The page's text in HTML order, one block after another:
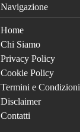
Navigazione
Home
Chi Siamo
Privacy Policy
Cookie Policy
Termini e Condizioni
Disclaimer
Contatti